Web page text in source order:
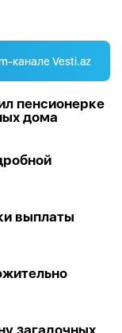
канале Vesti.az
пенсионерке
дома
выплаты